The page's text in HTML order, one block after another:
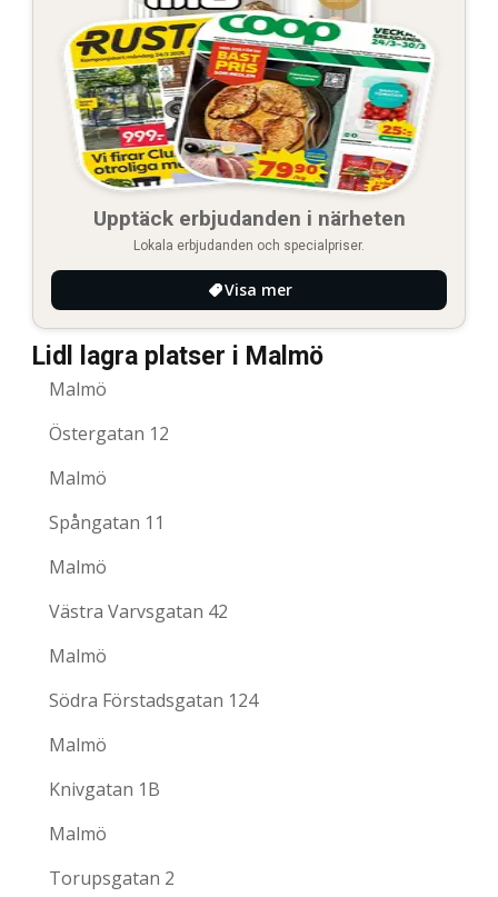
Upptäck erbjudanden i närheten
Lokala erbjudanden och specialpriser.
Visa mer
Lidl lagra platser i Malmö
Malmö
Östergatan 12
Malmö
Spångatan 11
Malmö
Västra Varvsgatan 42
Malmö
Södra Förstadsgatan 124
Malmö
Knivgatan 1B
Malmö
Torupsgatan 2